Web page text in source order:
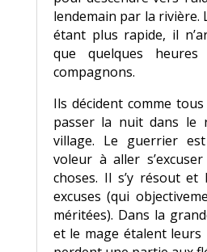
lendemain par la rivière.
étant plus rapide, il
que quelques
compagnons.
Ils décident comme
passer la nuit dans le
village. Le guerrier
voleur à aller
choses. Il s’y résout et
excuses (qui
méritées). Dans la
et le mage étalent leurs